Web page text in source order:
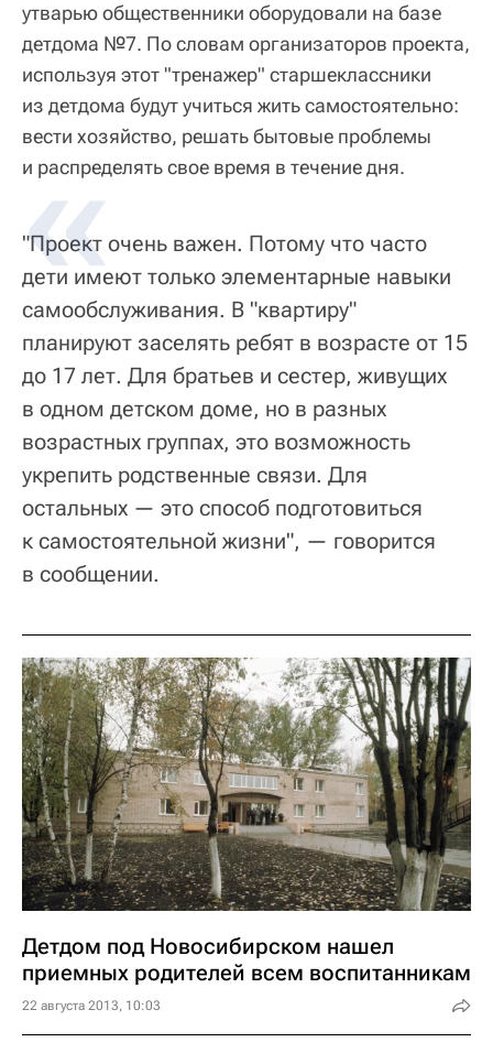
утварью общественники оборудовали на базе
детдома №7. По словам организаторов проекта,
используя этот "тренажер" старшеклассники
из детдома будут учиться жить самостоятельно:
вести хозяйство, решать бытовые проблемы
и распределять свое время в течение дня.
"Проект очень важен. Потому что часто
дети имеют только элементарные навыки
самообслуживания. В "квартиру"
планируют заселять ребят в возрасте от 15
до 17 лет. Для братьев и сестер, живущих
в одном детском доме, но в разных
возрастных группах, это возможность
укрепить родственные связи. Для
остальных — это способ подготовиться
к самостоятельной жизни", — говорится
в сообщении.
Детдом под Новосибирском нашел
приемных родителей всем воспитанникам
22 августа 2013, 10:03